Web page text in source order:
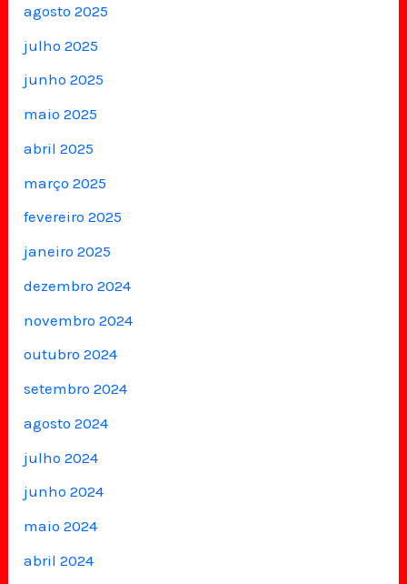
agosto 2025
julho 2025
junho 2025
maio 2025
abril 2025
março 2025
fevereiro 2025
janeiro 2025
dezembro 2024
novembro 2024
outubro 2024
setembro 2024
agosto 2024
julho 2024
junho 2024
maio 2024
abril 2024